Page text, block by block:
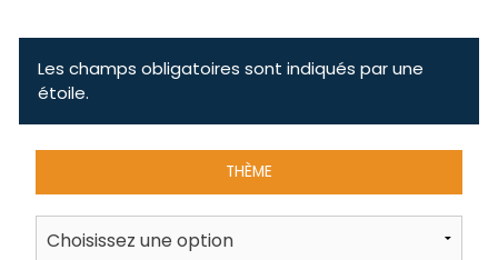
Les champs obligatoires sont indiqués par une
étoile.
THÈME